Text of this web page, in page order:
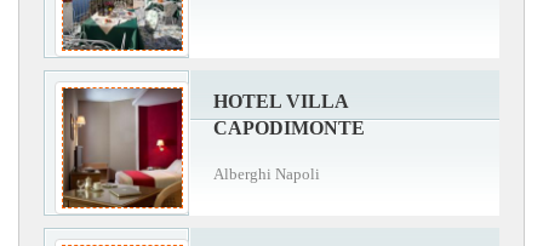
HOTEL VILLA
CAPODIMONTE
Alberghi Napoli